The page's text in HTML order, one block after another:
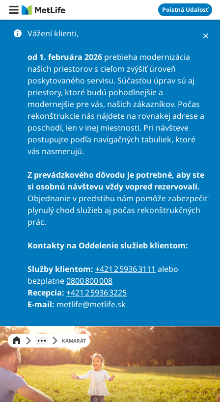
Preskočiť na obsah Poistná Udalosť
Vážení klienti,
od 1. februára 2026 prebieha modernizácia
našich priestorov s cieľom zvýšiť úroveň
poskytovaného servisu. Súčasťou úprav sú aj
priestory, ktoré budú pohodlnejšie a
modernejšie pre vás, našich zákazníkov. Počas
rekonštrukcie nás nájdete na rovnakej adrese a
poschodí, len v inej miestnosti. Pri návšteve
postupujte podľa navigačných tabuliek, ktoré
vás nasmerujú.
Z prevádzkového dôvodu je potrebné, aby ste
si osobnú návštevu vždy vopred rezervovali.
Objednanie v predstihu nám pomôže zabezpečiť
plynulý chod služieb aj počas rekonštrukčných
prác.
Kontakty na Oddelenie služieb klientom:
Služby klientom: +421 2 5936 3111 alebo
bezplatne0800 800 008
Recepcia: +421 2 5936 3225
E-mail: metlife@metlife.sk
KAMARÁT